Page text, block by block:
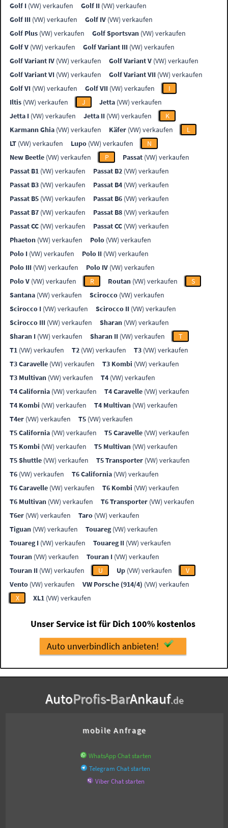
Golf I (VW) verkaufen Golf II (VW) verkaufen
Golf III (VW) verkaufen Golf IV (VW) verkaufen
Golf Plus (VW) verkaufen Golf Sportsvan (VW) verkaufen
Golf V (VW) verkaufen Golf Variant III (VW) verkaufen
Golf Variant IV (VW) verkaufen Golf Variant V (VW) verkaufen
Golf Variant VI (VW) verkaufen Golf Variant VII (VW) verkaufen
Golf VI (VW) verkaufen Golf VII (VW) verkaufen
I
Iltis (VW) verkaufen J Jetta (VW) verkaufen
Jetta I (VW) verkaufen Jetta II (VW) verkaufen
K
Karmann Ghia (VW) verkaufen Käfer (VW) verkaufen
L
LT (VW) verkaufen Lupo (VW) verkaufen
N
New Beetle (VW) verkaufen P Passat (VW) verkaufen
Passat B1 (VW) verkaufen Passat B2 (VW) verkaufen
Passat B3 (VW) verkaufen Passat B4 (VW) verkaufen
Passat B5 (VW) verkaufen Passat B6 (VW) verkaufen
Passat B7 (VW) verkaufen Passat B8 (VW) verkaufen
Passat CC (VW) verkaufen Passat CC (VW) verkaufen
Phaeton (VW) verkaufen Polo (VW) verkaufen
Polo I (VW) verkaufen Polo II (VW) verkaufen
Polo III (VW) verkaufen Polo IV (VW) verkaufen
Polo V (VW) verkaufen R Routan (VW) verkaufen
S
Santana (VW) verkaufen Scirocco (VW) verkaufen
Scirocco I (VW) verkaufen Scirocco II (VW) verkaufen
Scirocco III (VW) verkaufen Sharan (VW) verkaufen
Sharan I (VW) verkaufen Sharan II (VW) verkaufen
T
T1 (VW) verkaufen T2 (VW) verkaufen T3 (VW) verkaufen
T3 Caravelle (VW) verkaufen T3 Kombi (VW) verkaufen
T3 Multivan (VW) verkaufen T4 (VW) verkaufen
T4 California (VW) verkaufen T4 Caravelle (VW) verkaufen
T4 Kombi (VW) verkaufen T4 Multivan (VW) verkaufen
T4er (VW) verkaufen T5 (VW) verkaufen
T5 California (VW) verkaufen T5 Caravelle (VW) verkaufen
T5 Kombi (VW) verkaufen T5 Multivan (VW) verkaufen
T5 Shuttle (VW) verkaufen T5 Transporter (VW) verkaufen
T6 (VW) verkaufen T6 California (VW) verkaufen
T6 Caravelle (VW) verkaufen T6 Kombi (VW) verkaufen
T6 Multivan (VW) verkaufen T6 Transporter (VW) verkaufen
T6er (VW) verkaufen Taro (VW) verkaufen
Tiguan (VW) verkaufen Touareg(VW) verkaufen
Touareg I (VW) verkaufen Touareg II (VW) verkaufen
Touran (VW) verkaufen Touran I (VW) verkaufen
Touran II (VW) verkaufen U Up (VW) verkaufen
V
Vento (VW) verkaufen VW Porsche (914/4) (VW) verkaufen
X
XL1 (VW) verkaufen
Unser Service ist für Dich 100% kostenlos
Auto unverbindlich anbieten!
AutoProfis-BarAnkauf.de
mobile Anfrage
WhatsApp Chat starten
Telegram Chat starten
Viber Chat starten